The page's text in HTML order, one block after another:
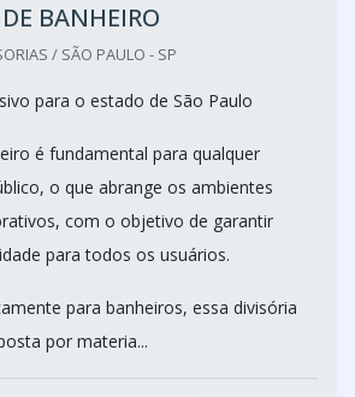
BANHEIRO
/ SÃO PAULO - SP
para o estado de São Paulo
é fundamental para qualquer
o que abrange os ambientes
com o objetivo de garantir
para todos os usuários.
para banheiros, essa divisória
por materia...